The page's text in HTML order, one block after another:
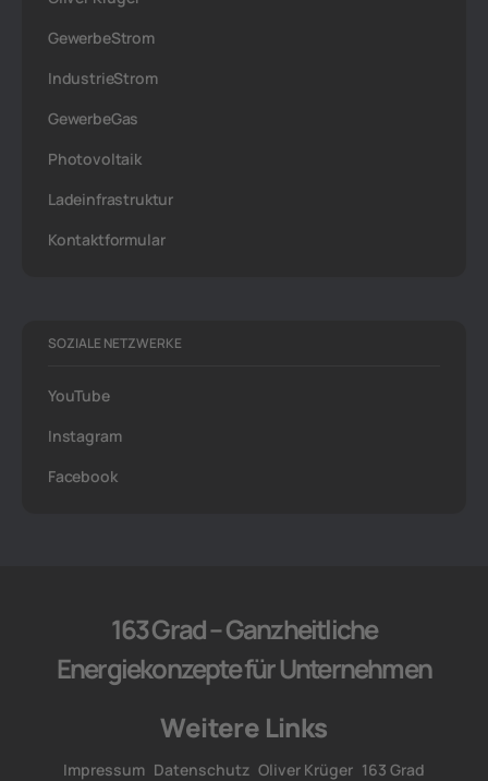
GewerbeStrom
IndustrieStrom
GewerbeGas
Photovoltaik
Ladeinfrastruktur
Kontaktformular
SOZIALE NETZWERKE
YouTube
Instagram
Facebook
163 Grad – Ganzheitliche
Energiekonzepte für Unternehmen
Weitere Links
Impressum Datenschutz Oliver Krüger 163 Grad